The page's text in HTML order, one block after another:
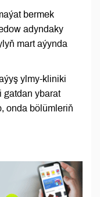
bermek
adyndaky
mart aýynda
ylmy-kliniki
gatdan ybarat
onda bölümleriň